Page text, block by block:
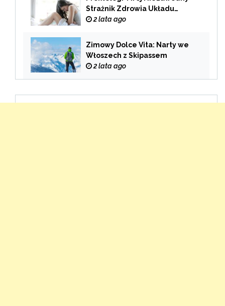
Strażnik Zdrowia Układu
Pokarmowego
2 lata ago
Zimowy Dolce Vita: Narty we
Włoszech z Skipassem
2 lata ago